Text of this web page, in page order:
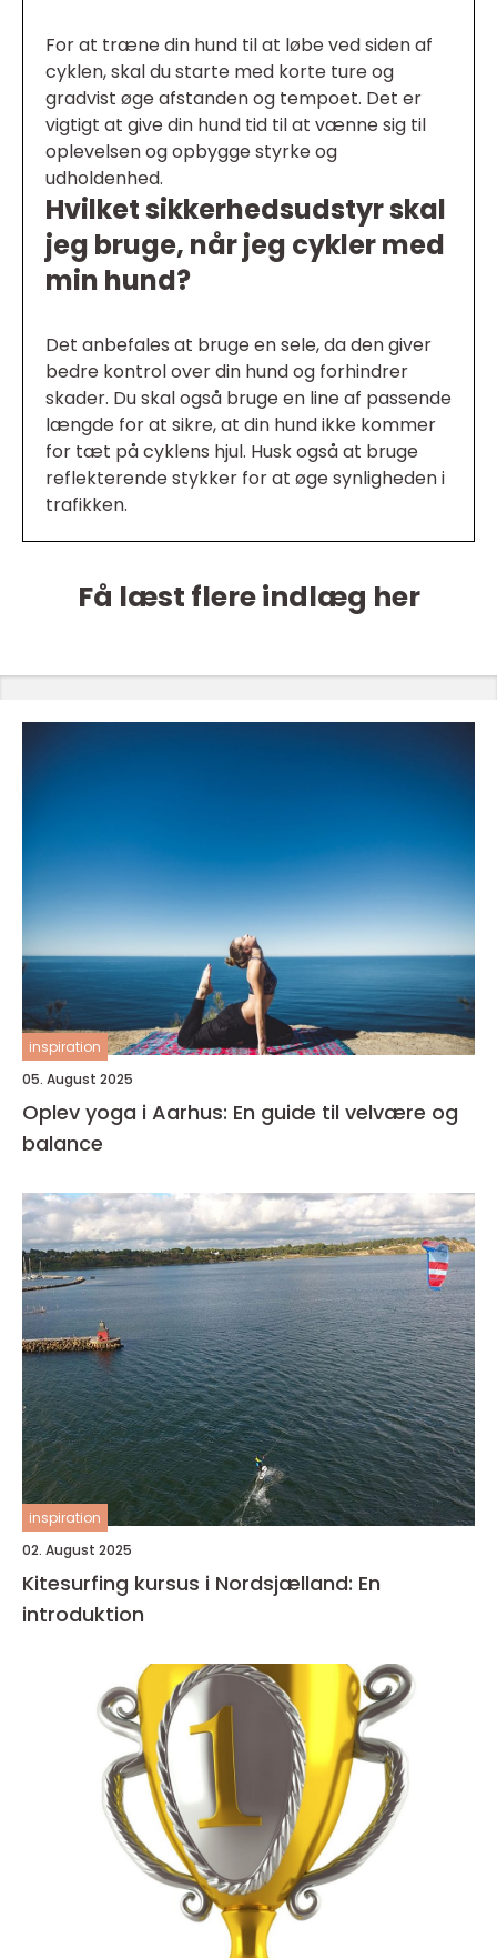
For at træne din hund til at løbe ved siden af
cyklen, skal du starte med korte ture og
gradvist øge afstanden og tempoet. Det er
vigtigt at give din hund tid til at vænne sig til
oplevelsen og opbygge styrke og
udholdenhed.
Hvilket sikkerhedsudstyr skal
jeg bruge, når jeg cykler med
min hund?
Det anbefales at bruge en sele, da den giver
bedre kontrol over din hund og forhindrer
skader. Du skal også bruge en line af passende
længde for at sikre, at din hund ikke kommer
for tæt på cyklens hjul. Husk også at bruge
reflekterende stykker for at øge synligheden i
trafikken.
Få læst flere indlæg her
inspiration
05. August 2025
Oplev yoga i Aarhus: En guide til velvære og
balance
inspiration
02. August 2025
Kitesurfing kursus i Nordsjælland: En
introduktion